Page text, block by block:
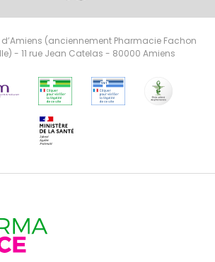
(anciennement Pharmacie Fachon
- 11 rue Jean Catelas - 80000 Amiens